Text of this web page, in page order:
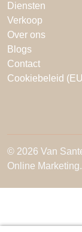
Diensten
Verkoop
Over ons
Blogs
Contact
Cookiebeleid
© 2026 Van
Online Marketing.